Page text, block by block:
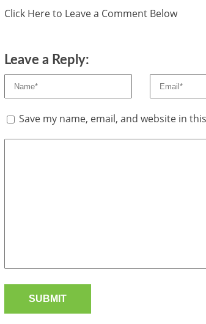
Click Here to Leave a Comment Below
Leave a Reply:
Save my name, email, and website in